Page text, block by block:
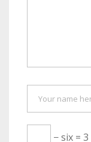
− six = 3